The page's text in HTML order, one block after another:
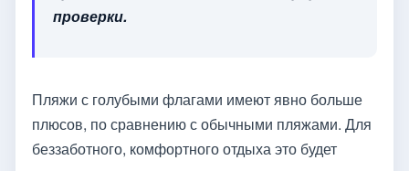
проверки.
Пляжи с голубыми флагами имеют явно больше
плюсов, по сравнению с обычными пляжами. Для
беззаботного, комфортного отдыха это будет